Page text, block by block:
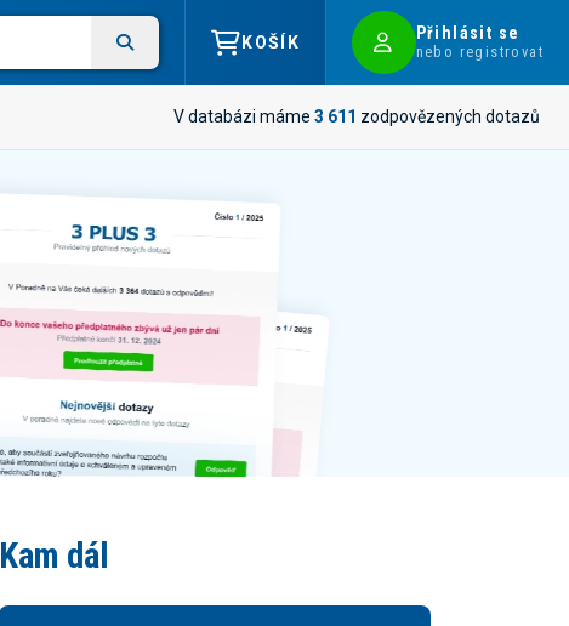
KOŠÍK Přihlásit se
nebo registrovat
V databázi máme 3 611 zodpovězených dotazů
Kam dál